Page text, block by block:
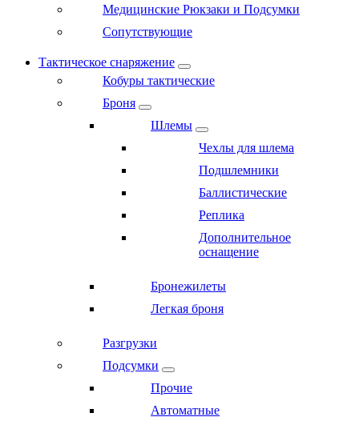
Медицинские Рюкзаки и Подсумки
Сопутствующие
Тактическое снаряжение
Кобуры тактические
Броня
Шлемы
Чехлы для шлема
Подшлемники
Баллистические
Реплика
Дополнительное
оснащение
Бронежилеты
Легкая броня
Разгрузки
Подсумки
Прочие
Автоматные